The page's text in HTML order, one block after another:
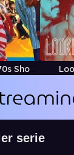
That '70s Show